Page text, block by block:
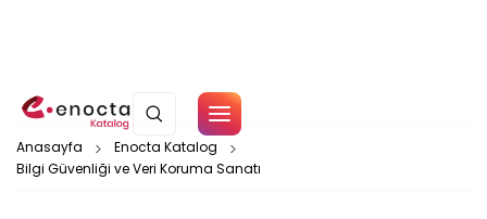
Çerez Politikamız
Anasayfa
Enocta Katalog
Bilgi Güvenliği ve Veri Koruma Sanatı